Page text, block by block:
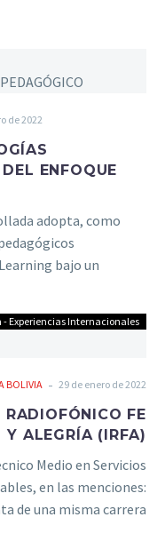
de 2022
ENFOQUE
adopta, como
bajo un
del alumno, se
tiempo para convertir
dinámico e
- Experiencias Internacionales
BOLIVIA - 29 de enero de 2022
FE
Y ALEGRÍA (IRFA)
Medio en Servicios
en las menciones:
de una misma carrera